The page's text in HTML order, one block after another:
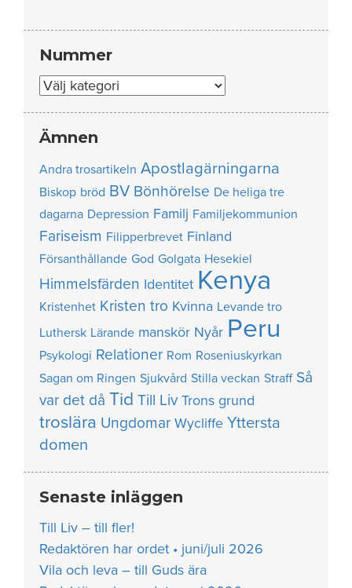
Nummer
Nummer
Ämnen
Andra trosartikeln Apostlagärningarna
Biskop bröd BV Bönhörelse De heliga tre
dagarna Depression Familj Familjekommunion
Fariseism Filipperbrevet Finland
Försanthållande God Golgata Hesekiel
Himmelsfärden Identitet Kenya
Kristenhet Kristen tro Kvinna Levande tro
Luthersk Lärande manskör Nyår Peru
Psykologi Relationer Rom Roseniuskyrkan
Sagan om Ringen Sjukvård Stilla veckan Straff Så
var det då Tid Till Liv Trons grund
troslära Ungdomar Wycliffe Yttersta
domen
Senaste inläggen
Till Liv – till fler!
Redaktören har ordet • juni/juli 2026
Vila och leva – till Guds ära